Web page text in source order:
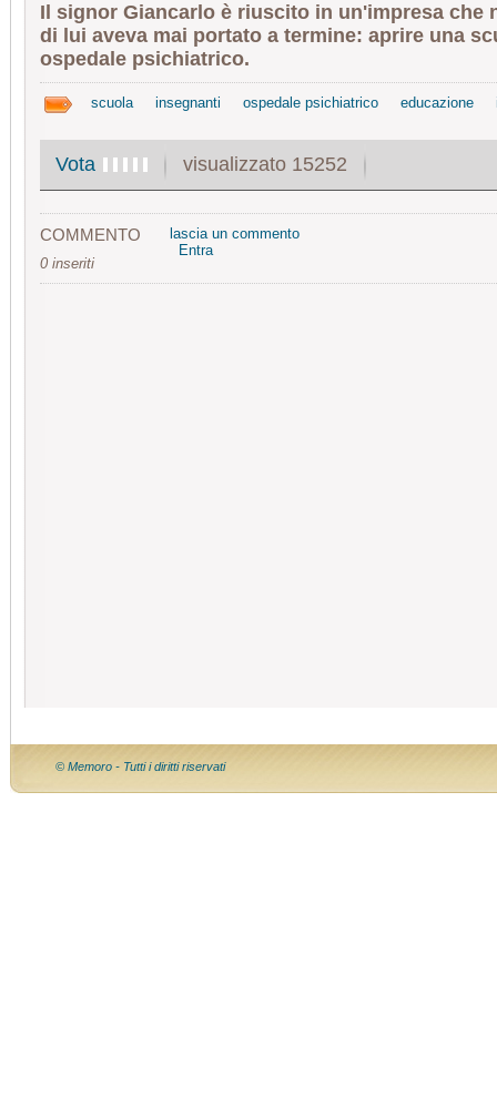
Il signor Giancarlo è riuscito in un'impresa che
di lui aveva mai portato a termine: aprire una
ospedale psichiatrico.
scuola insegnanti ospedale psichiatrico educazione
Vota visualizzato 15252
COMMENTO
0 inseriti
lascia un commento
Entra
© Memoro - Tutti i diritti riservati